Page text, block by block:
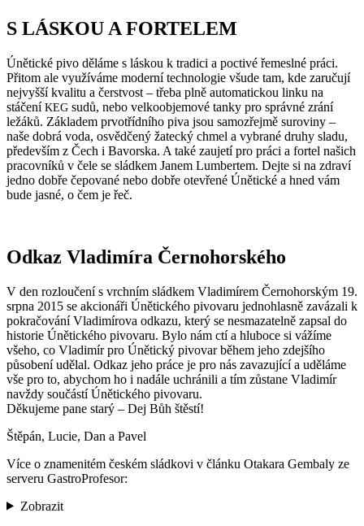
S LÁSKOU A FORTELEM
Únětické pivo děláme s láskou k tradici a poctivé řemeslné práci.
Přitom ale využíváme moderní technologie všude tam, kde zaručují
nejvyšší kvalitu a čerstvost – třeba plně automatickou linku na
stáčeníKEG sudů, nebo velkoobjemové tanky pro správné zrání
ležáků. Základem prvotřídního piva jsou samozřejmě suroviny –
naše dobrá voda, osvědčený žatecký chmel a vybrané druhy sladu,
především z Čech i Bavorska. A také zaujetí pro práci a fortel našich
pracovníků v čele se sládkem Janem Lumbertem. Dejte si na zdraví
jedno dobře čepované nebo dobře otevřené Únětické a hned vám
bude jasné, o čem je řeč.
Odkaz Vladimíra Černohorského
V den rozloučení s vrchním sládkem Vladimírem Černohorským 19.
srpna 2015 se akcionáři Únětického pivovaru jednohlasně zavázali k
pokračování Vladimírova odkazu, který se nesmazatelně zapsal do
historie Únětického pivovaru. Bylo nám ctí a hluboce si vážíme
všeho, co Vladimír pro Únětický pivovar během jeho zdejšího
působení udělal. Odkaz jeho práce je pro nás zavazující a uděláme
vše pro to, abychom ho i nadále uchránili a tím zůstane Vladimír
navždy součástí Únětického pivovaru.
Děkujeme pane starý – Dej Bůh štěstí!
Štěpán, Lucie, Dan a Pavel
Více o znamenitém českém sládkovi v článku Otakara Gembaly ze
serveru GastroProfesor:
Zobrazit